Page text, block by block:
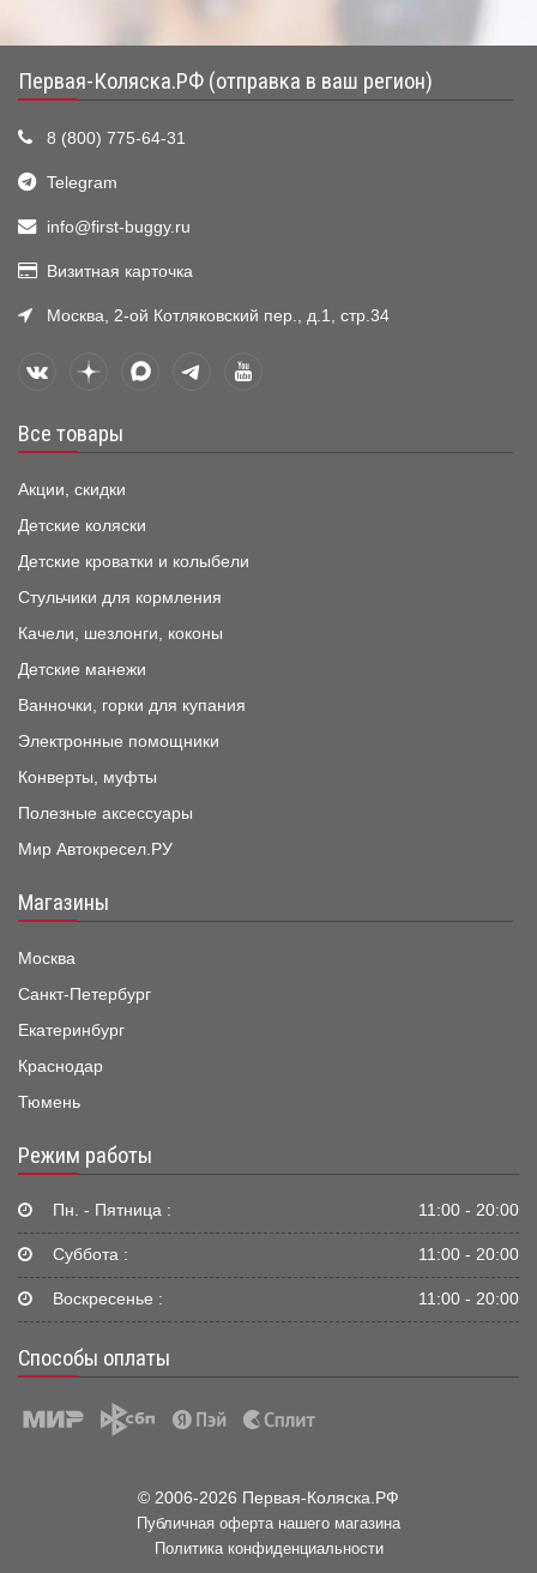
Первая-Коляска.РФ (отправка в ваш регион)
8 (800) 775-64-31
Telegram
info@first-buggy.ru
Визитная карточка
Москва, 2-ой Котляковский пер., д.1, стр.34
Все товары
Акции, скидки
Детские коляски
Детские кроватки и колыбели
Стульчики для кормления
Качели, шезлонги, коконы
Детские манежи
Ванночки, горки для купания
Электронные помощники
Конверты, муфты
Полезные аксессуары
Мир Автокресел.РУ
Магазины
Москва
Санкт-Петербург
Екатеринбург
Краснодар
Тюмень
Режим работы
Пн. - Пятница : 11:00 - 20:00
Суббота : 11:00 - 20:00
Воскресенье : 11:00 - 20:00
Способы оплаты
© 2006-2026 Первая-Коляска.РФ
Публичная оферта нашего магазина
Политика конфиденциальности